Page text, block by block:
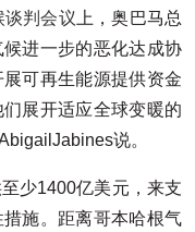
谈判会议 上，奥巴马总
进一步的恶化达成协
可再生能源提供资金
展开适应全球变暖的
说。
少1400亿美元，来支
施。距离哥本哈根气